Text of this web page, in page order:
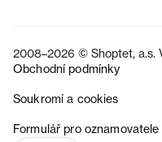
2008–2026 © Shoptet, a.s.
Obchodní podmínky
Soukromí a cookies
Formulář pro oznamovatele